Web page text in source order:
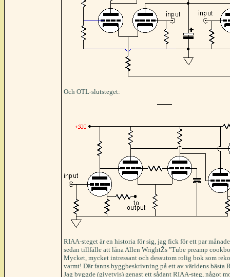
Och OTL-slutsteget:
RIAA-steget är en historia för sig, jag fick för ett par
sedan tillfälle att låna Allen WrightŽs "Tube preamp
Mycket, mycket intressant och dessutom rolig bok som
varmt! Där fanns byggbeskrivning på ett av världens bästa
Jag byggde (givetvis) genast ett sådant RIAA-steg, något